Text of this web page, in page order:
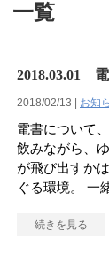
一覧
2018.03.01
2018/02/13 | お知
電書について
飲みながら、
が飛び出すか
ぐる環境。 一
続きを見る